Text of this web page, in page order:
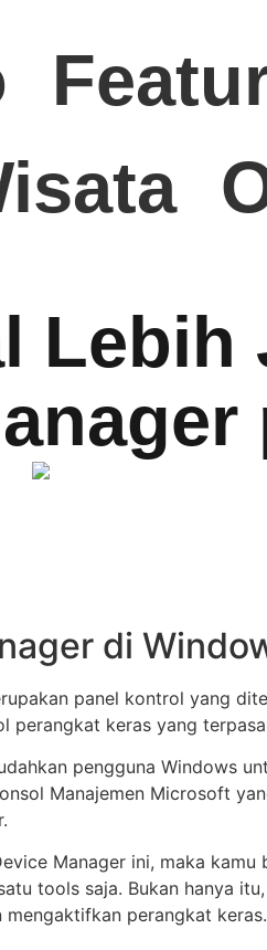
Lebih
di
panel kontrol yang
perangkat keras yang
pengguna Windows
Manajemen Microsoft
Manager ini, maka
tools saja. Bukan hanya
perangkat keras.